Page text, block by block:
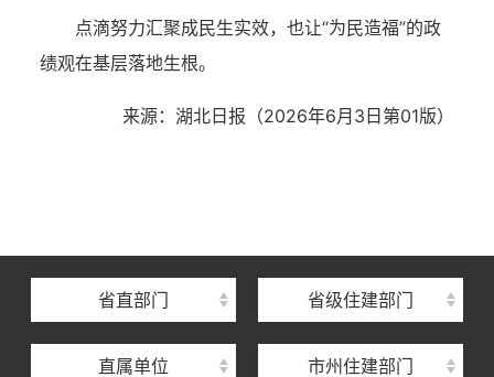
点滴努力汇聚成民生实效，也让“为民造福”的政
绩观在基层落地生根。
来源： 湖北日报（2026年6月3日 第01版）
省直部门 省级住建部门
直属单位
湖北省住房保障中心
湖北省建设工程质量安全监督总站
湖北省建设工程标准定额管理总站 市州住建部门